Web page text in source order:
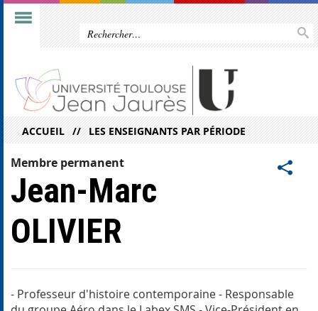
ACCUEIL LES ENSEIGNANTS PAR PÉRIODE
Membre permanent
Jean-Marc
OLIVIER
- Professeur d'histoire contemporaine - Responsable